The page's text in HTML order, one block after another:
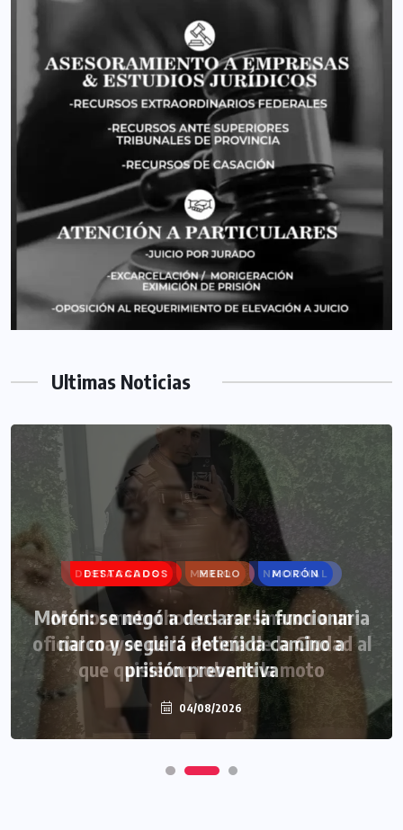
Ultimas Noticias
DESTACADOS MERLO MORÓN
Morón: se negó a declarar la funcionaria
narco y seguirá detenida camino a
prisión preventiva
04/08/2026